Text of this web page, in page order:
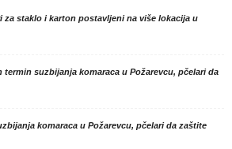
za staklo i karton postavljeni na više lokacija u
termin suzbijanja komaraca u Požarevcu, pčelari da
komaraca u Požarevcu, pčelari da zaštite